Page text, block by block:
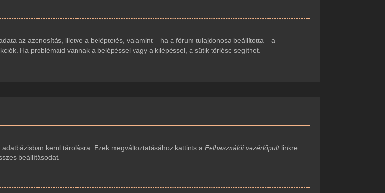
az azonosítás, illetve a beléptetés, valamint – ha a fórum tulajdonosa beállította – a
Ha problémáid vannak a belépéssel vagy a kilépéssel, a sütik törlése segíthet.
kerül tárolásra. Ezek megváltoztatásához kattints aFelhasználói vezérlőpultlinkre
beállításodat.